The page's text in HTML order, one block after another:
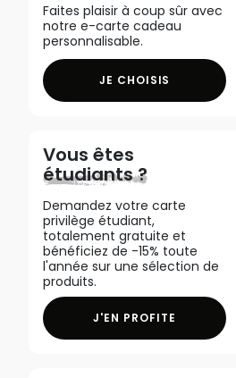
Faites plaisir à coup sûr avec
notre e-carte cadeau
personnalisable.
JE CHOISIS
Vous êtes
étudiants ?
Demandez votre carte
privilège étudiant,
totalement gratuite et
bénéficiez de -15% toute
l'année sur une sélection de
produits.
J'EN PROFITE